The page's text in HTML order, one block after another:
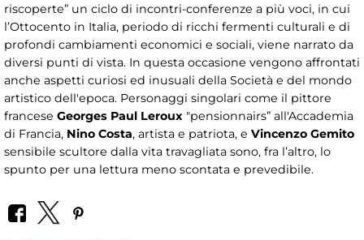
riscoperte” un ciclo di incontri-conferenze a più voci, in cui
l’Ottocento in Italia, periodo di ricchi fermenti culturali e di
profondi cambiamenti economici e sociali, viene narrato da
diversi punti di vista. In questa occasione vengono affrontati
anche aspetti curiosi ed inusuali della Società e del mondo
artistico dell'epoca. Personaggi singolari come il pittore
francese Georges Paul Leroux "pensionnairs” all'Accademia
di Francia, Nino Costa, artista e patriota, e Vincenzo Gemito
sensibile scultore dalla vita travagliata sono, fra l’altro, lo
spunto per una lettura meno scontata e prevedibile.